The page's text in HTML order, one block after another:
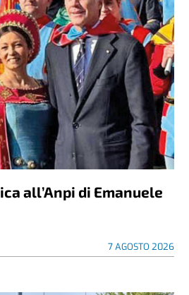
all’Anpi di Emanuele
7 AGOSTO 2026